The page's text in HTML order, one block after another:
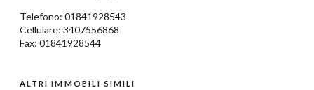
Telefono: 01841928543
Cellulare: 3407556868
Fax: 01841928544
ALTRI IMMOBILI SIMILI